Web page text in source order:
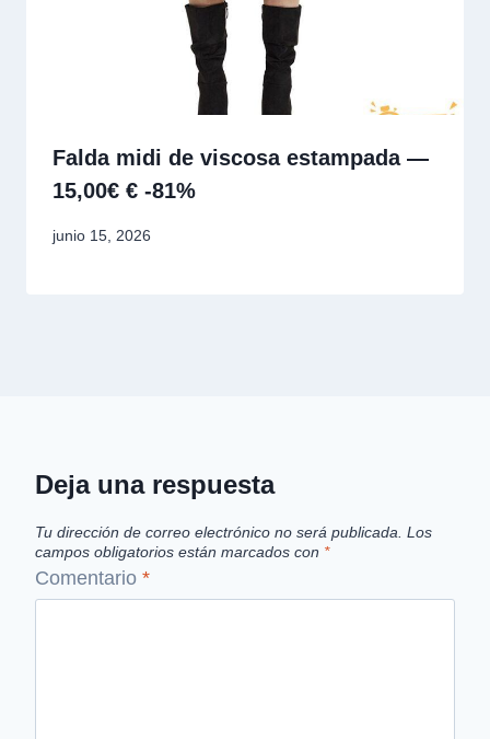
Falda midi de viscosa estampada —
15,00€ € -81%
junio 15, 2026
Deja una respuesta
Tu dirección de correo electrónico no será publicada. Los
campos obligatorios están marcados con *
Comentario *